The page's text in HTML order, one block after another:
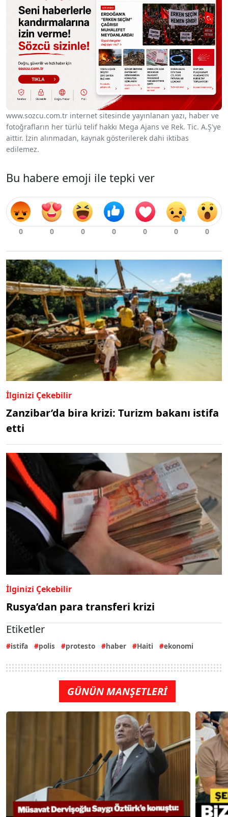
www.sozcu.com.tr internet sitesinde yayınlanan yazı, haber ve
fotoğrafların her türlü telif hakkı Mega Ajans ve Rek. Tic. A.Ş'ye
aittir. İzin alınmadan, kaynak gösterilerek dahi iktibas
edilemez.
Bu habere emoji ile tepki ver
İlginizi Çekebilir
Zanzibar’da bira krizi: Turizm bakanı istifa
etti
İlginizi Çekebilir
Rusya’dan para transferi krizi
Etiketler
istifa polis protesto haber Haiti ekonomi
GÜNÜN MANŞETLERİ